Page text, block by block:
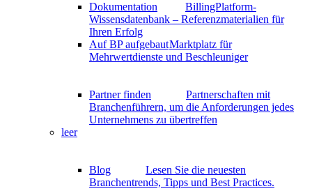
Dokumentation
BillingPlatform-
Wissensdatenbank – Referenzmaterialien für
Ihren Erfolg
Auf BP aufgebautMarktplatz für
Mehrwertdienste und Beschleuniger
Partner finden
Partnerschaften mit
Branchenführern, um die Anforderungen jedes
Unternehmens zu übertreffen
leer
Blog
Lesen Sie die neuesten
Branchentrends, Tipps und Best Practices.